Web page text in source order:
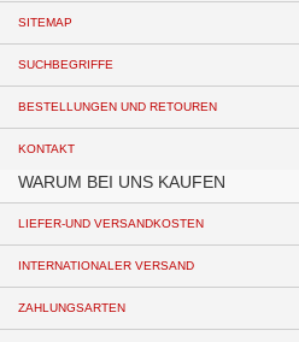
SITEMAP
SUCHBEGRIFFE
BESTELLUNGEN UND RETOUREN
KONTAKT
WARUM BEI UNS KAUFEN
LIEFER-UND VERSANDKOSTEN
INTERNATIONALER VERSAND
ZAHLUNGSARTEN